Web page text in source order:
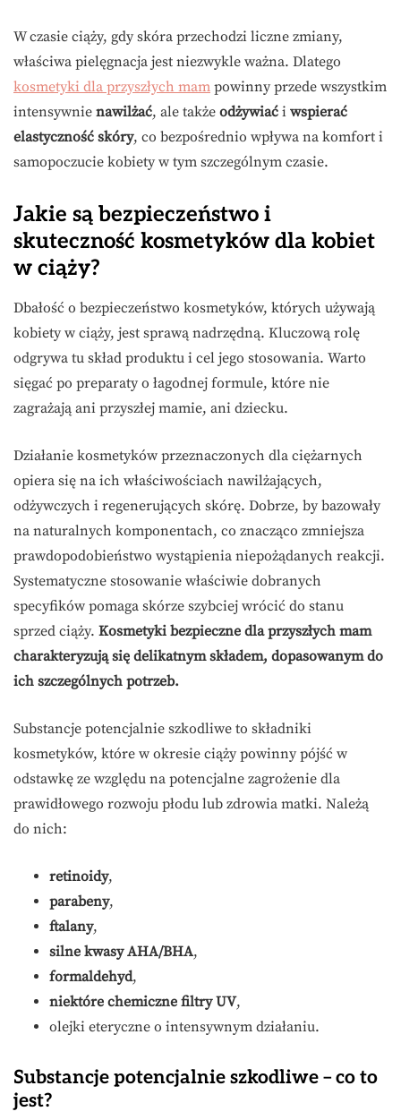
W czasie ciąży, gdy skóra przechodzi liczne zmiany,
właściwa pielęgnacja jest niezwykle ważna. Dlatego
kosmetyki dla przyszłych mam powinny przede wszystkim
intensywnie nawilżać, ale także odżywiać i wspierać
elastyczność skóry, co bezpośrednio wpływa na komfort i
samopoczucie kobiety w tym szczególnym czasie.
Jakie są bezpieczeństwo i
skuteczność kosmetyków dla kobiet
w ciąży?
Dbałość o bezpieczeństwo kosmetyków, których używają
kobiety w ciąży, jest sprawą nadrzędną. Kluczową rolę
odgrywa tu skład produktu i cel jego stosowania. Warto
sięgać po preparaty o łagodnej formule, które nie
zagrażają ani przyszłej mamie, ani dziecku.
Działanie kosmetyków przeznaczonych dla ciężarnych
opiera się na ich właściwościach nawilżających,
odżywczych i regenerujących skórę. Dobrze, by bazowały
na naturalnych komponentach, co znacząco zmniejsza
prawdopodobieństwo wystąpienia niepożądanych reakcji.
Systematyczne stosowanie właściwie dobranych
specyfików pomaga skórze szybciej wrócić do stanu
sprzed ciąży. Kosmetyki bezpieczne dla przyszłych mam
charakteryzują się delikatnym składem, dopasowanym do
ich szczególnych potrzeb.
Substancje potencjalnie szkodliwe to składniki
kosmetyków, które w okresie ciąży powinny pójść w
odstawkę ze względu na potencjalne zagrożenie dla
prawidłowego rozwoju płodu lub zdrowia matki. Należą
do nich:
retinoidy,
parabeny,
ftalany,
silne kwasy AHA/BHA,
formaldehyd,
niektóre chemiczne filtry UV,
olejki eteryczne o intensywnym działaniu.
Substancje potencjalnie szkodliwe – co to
jest?